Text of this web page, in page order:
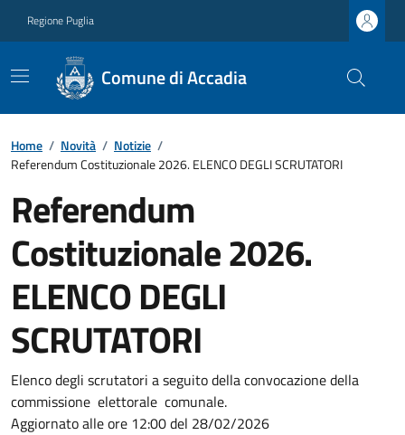
Regione Puglia
Comune di Accadia
Home / Novità / Notizie /
Referendum Costituzionale 2026. ELENCO DEGLI SCRUTATORI
Referendum
Costituzionale 2026.
ELENCO DEGLI
SCRUTATORI
Elenco degli scrutatori a seguito della convocazione della
commissione elettorale comunale.
Aggiornato alle ore 12:00 del 28/02/2026